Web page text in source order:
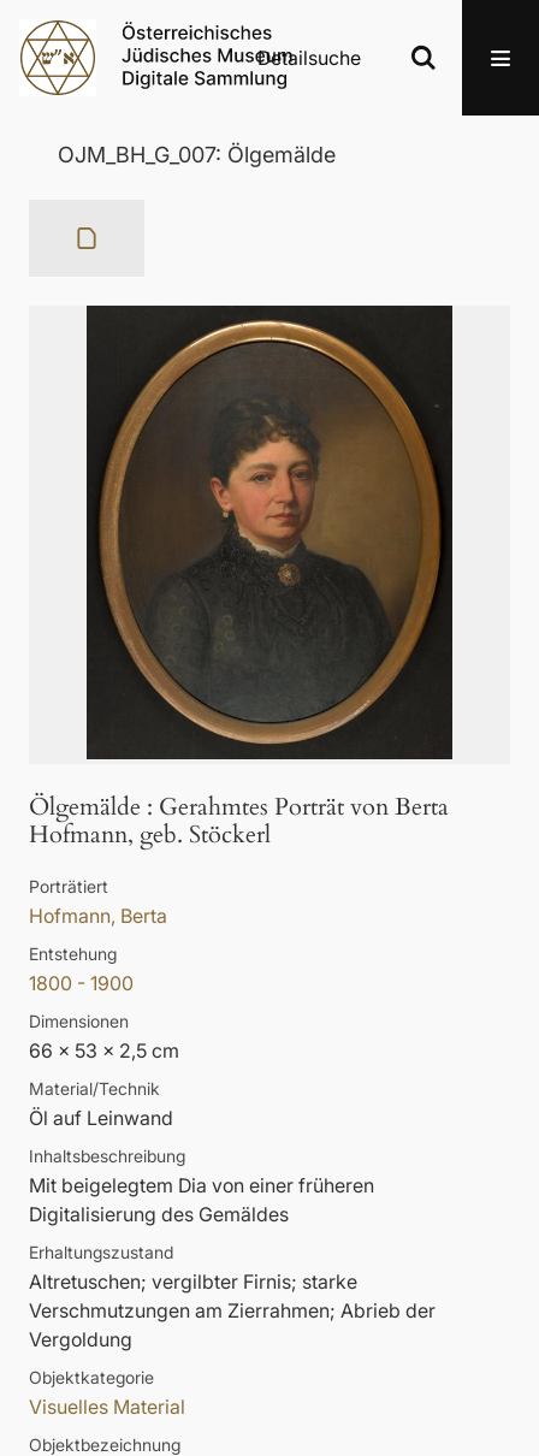
Detailsuche
OJM_BH_G_007: Ölgemälde
Ölgemälde : Gerahmtes Porträt von Berta
Hofmann, geb. Stöckerl
Porträtiert
Hofmann, Berta
Entstehung
1800 - 1900
Dimensionen
66 x 53 x 2,5 cm
Material/Technik
Öl auf Leinwand
Inhaltsbeschreibung
Mit beigelegtem Dia von einer früheren
Digitalisierung des Gemäldes
Erhaltungszustand
Altretuschen; vergilbter Firnis; starke
Verschmutzungen am Zierrahmen; Abrieb der
Vergoldung
Objektkategorie
Visuelles Material
Objektbezeichnung